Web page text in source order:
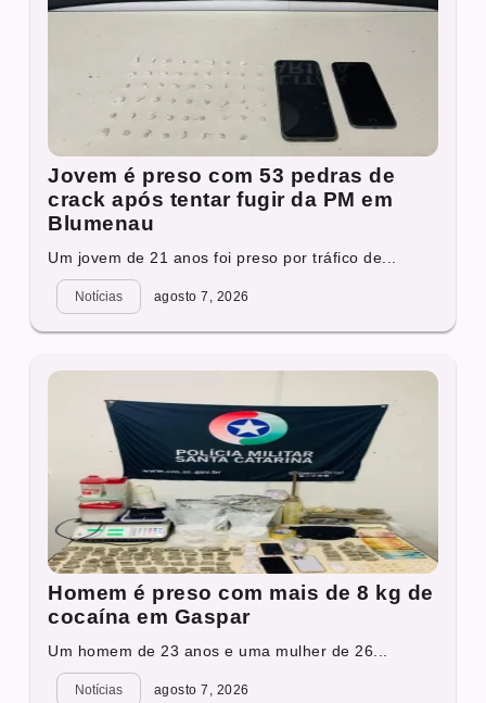
Jovem é preso com 53 pedras de
crack após tentar fugir da PM em
Blumenau
Um jovem de 21 anos foi preso por tráfico de...
Notícias agosto 7, 2026
Homem é preso com mais de 8 kg de
cocaína em Gaspar
Um homem de 23 anos e uma mulher de 26...
Notícias agosto 7, 2026